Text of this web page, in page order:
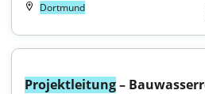
Dortmund
Projektleitung –